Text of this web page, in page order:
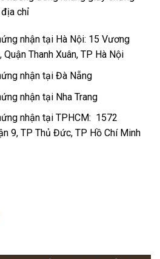
chỉ
nhận tại Hà Nội: 15 Vương
Thanh Xuân, TP Hà Nội
nhận tại Đà Nẵng
nhận tại Nha Trang
nhận tại TPHCM: 1572
9, TP Thủ Đức, TP Hồ Chí Minh